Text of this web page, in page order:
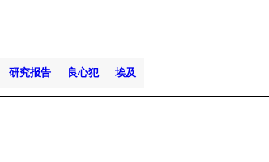
研究报告 良心犯 埃及